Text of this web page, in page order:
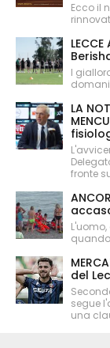
Ecco il
I
LA
fronte
del
segue
una